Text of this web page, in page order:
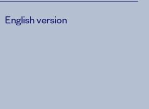
English version